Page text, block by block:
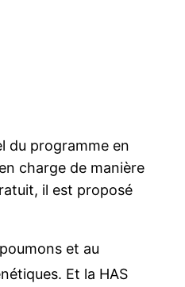
du programme en
charge de manière
il est proposé
et au
Et la HAS